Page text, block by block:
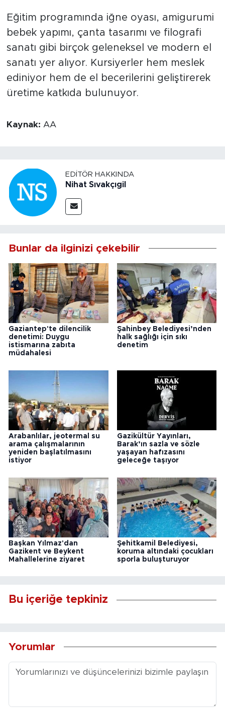
Eğitim programında iğne oyası, amigurumi
bebek yapımı, çanta tasarımı ve filografi
sanatı gibi birçok geleneksel ve modern el
sanatı yer alıyor. Kursiyerler hem meslek
ediniyor hem de el becerilerini geliştirerek
üretime katkıda bulunuyor.
Kaynak: AA
EDITÖR HAKKINDA
Nihat Sıvakçıgil
Bunlar da ilginizi çekebilir
Gaziantep'te dilencilik
denetimi: Duygu
istismarına zabıta
müdahalesi
Şahinbey Belediyesi’nden
halk sağlığı için sıkı
denetim
Arabanlılar, jeotermal su
arama çalışmalarının
yeniden başlatılmasını
istiyor
Gazikültür Yayınları,
Barak’ın sazla ve sözle
yaşayan hafızasını
geleceğe taşıyor
Başkan Yılmaz'dan
Gazikent ve Beykent
Mahallelerine ziyaret
Şehitkamil Belediyesi,
koruma altındaki çocukları
sporla buluşturuyor
Bu içeriğe tepkiniz
Yorumlar